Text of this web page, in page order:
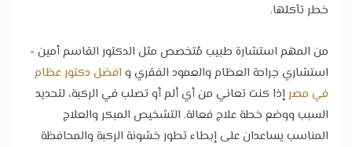
خطر تآكلها.
من المهم استشارة طبيب مُتخصص مثل الدكتور القاسم أمين -
استشاري جراحة العظام والعمود الفقري و افضل دكتور عظام
في مصر إذا كنت تعاني من أي ألم أو تصلب في الركبة، لتحديد
السبب ووضع خطة علاج فعالة. التشخيص المبكر والعلاج
المناسب يساعدان على إبطاء تطور خشونة الركبة والمحافظة